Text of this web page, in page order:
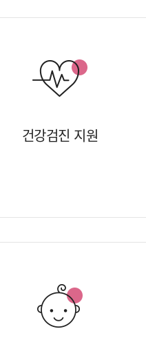
건강검진 지원